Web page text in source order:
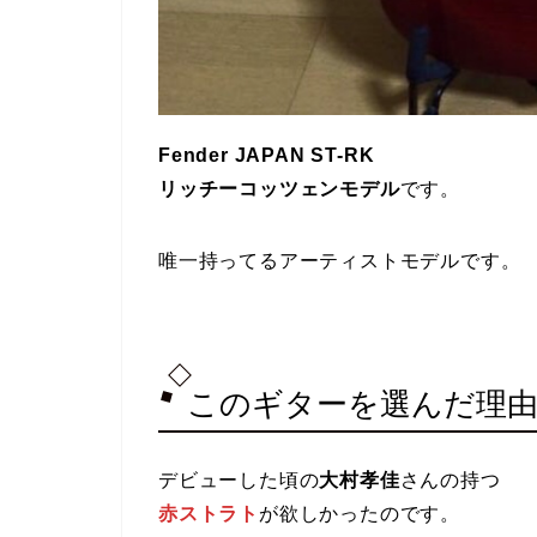
Fender JAPAN ST-RK
リッチーコッツェンモデルです。
唯一持ってるアーティストモデルです。
このギターを選んだ理由
デビューした頃の大村孝佳さんの持つ
赤ストラト が欲しかったのです。